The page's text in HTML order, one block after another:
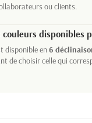
ou clients.
disponibles
disponible en6
de choisir celle qui